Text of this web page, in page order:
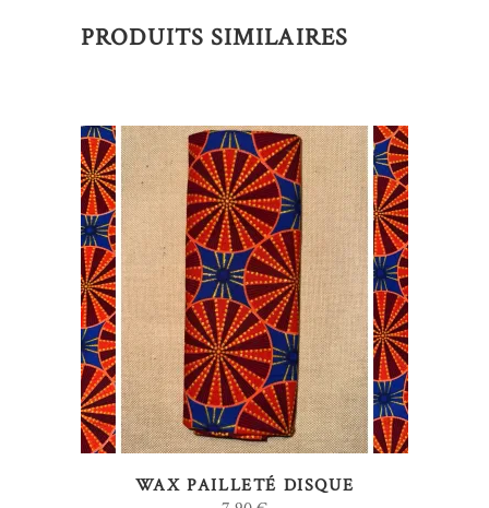
PRODUITS SIMILAIRES
AJOUTER AU PANIER
WAX PAILLETÉ DISQUE